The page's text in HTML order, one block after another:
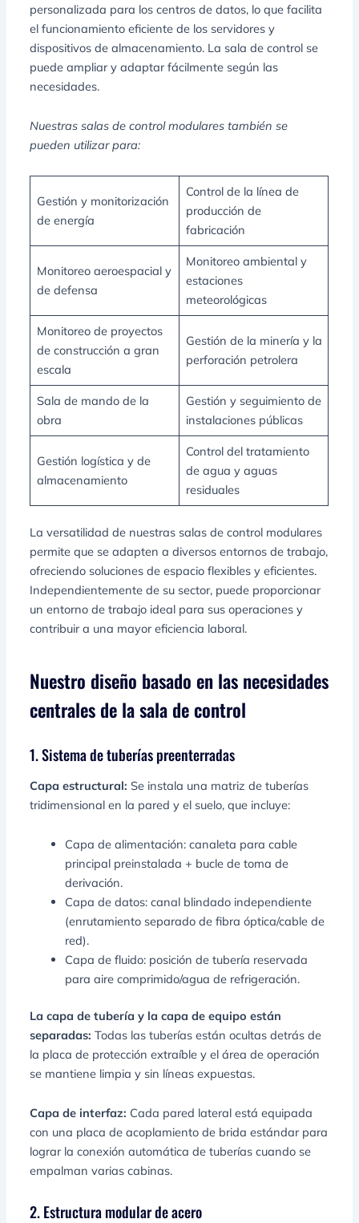
personalizada para los centros de datos, lo que facilita
el funcionamiento eficiente de los servidores y
dispositivos de almacenamiento. La sala de control se
puede ampliar y adaptar fácilmente según las
necesidades.
Nuestras salas de control modulares también se
pueden utilizar para:
Gestión y monitorización
de energía
Control de la línea de
producción de
fabricación
Monitoreo aeroespacial y
de defensa
Monitoreo ambiental y
estaciones
meteorológicas
Monitoreo de proyectos
de construcción a gran
escala
Gestión de la minería y la
perforación petrolera
Sala de mando de la
obra
Gestión y seguimiento de
instalaciones públicas
Gestión logística y de
almacenamiento
Control del tratamiento
de agua y aguas
residuales
La versatilidad de nuestras salas de control modulares
permite que se adapten a diversos entornos de trabajo,
ofreciendo soluciones de espacio flexibles y eficientes.
Independientemente de su sector, puede proporcionar
un entorno de trabajo ideal para sus operaciones y
contribuir a una mayor eficiencia laboral.
Nuestro diseño basado en las necesidades
centrales de la sala de control
1. Sistema de tuberías preenterradas
Capa estructural: Se instala una matriz de tuberías
tridimensional en la pared y el suelo, que incluye:
Capa de alimentación: canaleta para cable
principal preinstalada + bucle de toma de
derivación.
Capa de datos: canal blindado independiente
(enrutamiento separado de fibra óptica/cable de
red).
Capa de fluido: posición de tubería reservada
para aire comprimido/agua de refrigeración.
La capa de tubería y la capa de equipo están
separadas:Todas las tuberías están ocultas detrás de
la placa de protección extraíble y el área de operación
se mantiene limpia y sin líneas expuestas.
Capa de interfaz: Cada pared lateral está equipada
con una placa de acoplamiento de brida estándar para
lograr la conexión automática de tuberías cuando se
empalman varias cabinas.
2. Estructura modular de acero